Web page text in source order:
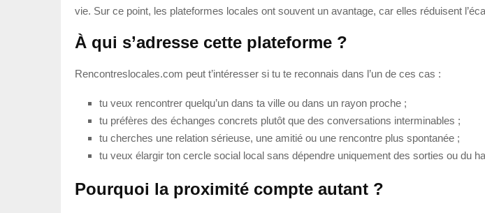
vie. Sur ce point, les plateformes locales ont souvent un avantage, car elles réduisent
À qui s’adresse cette plateforme ?
Rencontreslocales.com peut t’intéresser si tu te reconnais dans l’un de ces cas :
tu veux rencontrer quelqu’un dans ta ville ou dans un rayon proche ;
tu préfères des échanges concrets plutôt que des conversations interminables ;
tu cherches une relation sérieuse, une amitié ou une rencontre plus spontanée ;
tu veux élargir ton cercle social local sans dépendre uniquement des sorties ou du
Pourquoi la proximité compte autant ?